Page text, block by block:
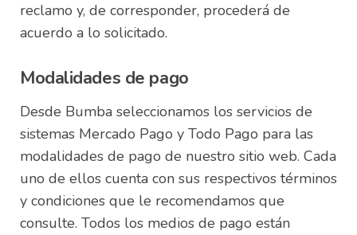
reclamo y, de corresponder, procederá de
acuerdo a lo solicitado.
Modalidades de pago
Desde Bumba seleccionamos los servicios de
sistemas Mercado Pago y Todo Pago para las
modalidades de pago de nuestro sitio web. Cada
uno de ellos cuenta con sus respectivos términos
y condiciones que le recomendamos que
consulte. Todos los medios de pago están